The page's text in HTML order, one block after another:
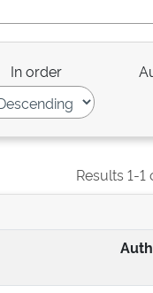
In order
Results 1-